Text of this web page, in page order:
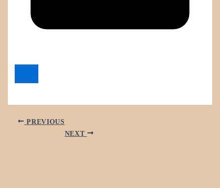
PREVIOUS
NEXT